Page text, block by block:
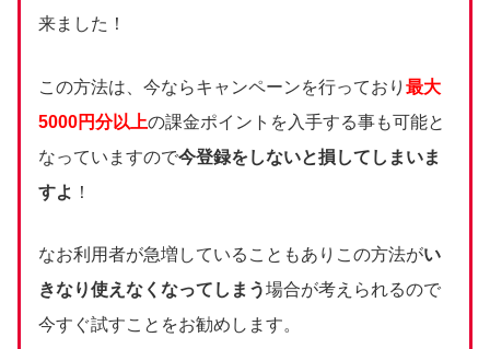
来ました！
この方法は、今ならキャンペーンを行っており 最大
5000円分以上の課金ポイントを入手する事も可能と
なっていますので今登録をしないと損してしまいま
すよ ！
なお利用者が急増していることもありこの方法がい
きなり使えなくなってしまう場合が考えられるので
今すぐ試すことをお勧めします。